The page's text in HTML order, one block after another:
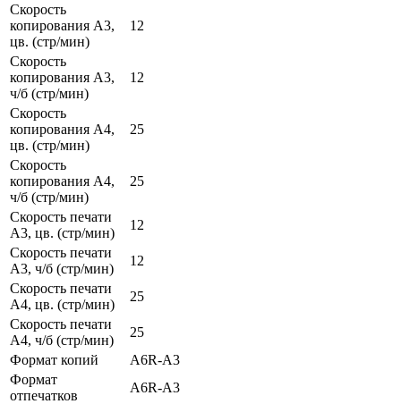
Скорость
копирования А3,
цв. (стр/мин)
12
Скорость
копирования А3,
ч/б (стр/мин)
12
Скорость
копирования А4,
цв. (стр/мин)
25
Скорость
копирования А4,
ч/б (стр/мин)
25
Скорость печати
А3, цв. (стр/мин)
12
Скорость печати
А3, ч/б (стр/мин)
12
Скорость печати
А4, цв. (стр/мин)
25
Скорость печати
А4, ч/б (стр/мин)
25
Формат копий
A6R-A3
Формат
отпечатков
A6R-A3